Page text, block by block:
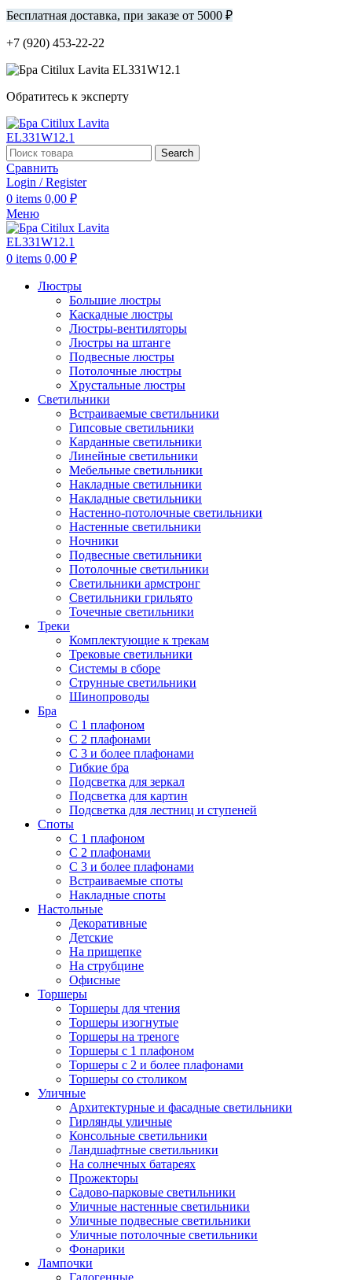
Бесплатная доставка, при заказе от 5000 ₽
+7 (920) 453-22-22
Обратитесь к эксперту
Search
Сравнить
Login / Register
0 items 0,00 ₽
Меню
0 items 0,00 ₽
Люстры
Большие люстры
Каскадные люстры
Люстры-вентиляторы
Люстры на штанге
Подвесные люстры
Потолочные люстры
Хрустальные люстры
Светильники
Встраиваемые светильники
Гипсовые светильники
Карданные светильники
Линейные светильники
Мебельные светильники
Накладные светильники
Накладные светильники
Настенно-потолочные светильники
Настенные светильники
Ночники
Подвесные светильники
Потолочные светильники
Светильники армстронг
Светильники грильято
Точечные светильники
Треки
Комплектующие к трекам
Трековые светильники
Системы в сборе
Струнные светильники
Шинопроводы
Бра
С 1 плафоном
С 2 плафонами
С 3 и более плафонами
Гибкие бра
Подсветка для зеркал
Подсветка для картин
Подсветка для лестниц и ступеней
Споты
С 1 плафоном
С 2 плафонами
С 3 и более плафонами
Встраиваемые споты
Накладные споты
Настольные
Декоративные
Детские
На прищепке
На струбцине
Офисные
Торшеры
Торшеры для чтения
Торшеры изогнутые
Торшеры на треноге
Торшеры с 1 плафоном
Торшеры с 2 и более плафонами
Торшеры со столиком
Уличные
Архитектурные и фасадные светильники
Гирлянды уличные
Консольные светильники
Ландшафтные светильники
На солнечных батареях
Прожекторы
Садово-парковые светильники
Уличные настенные светильники
Уличные подвесные светильники
Уличные потолочные светильники
Фонарики
Лампочки
Галогенные